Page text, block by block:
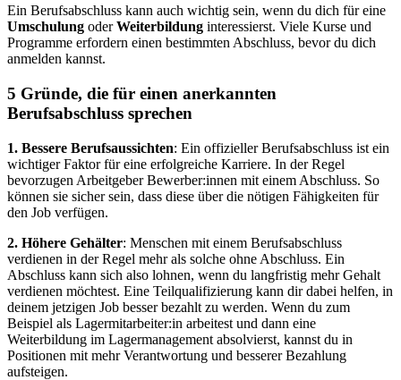
Ein Berufsabschluss kann auch wichtig sein, wenn du dich für eine
Umschulung oderWeiterbildung interessierst. Viele Kurse und
Programme erfordern einen bestimmten Abschluss, bevor du dich
anmelden kannst.
5 Gründe, die für einen anerkannten
Berufsabschluss sprechen
1. Bessere Berufsaussichten: Ein offizieller Berufsabschluss ist ein
wichtiger Faktor für eine erfolgreiche Karriere. In der Regel
bevorzugen Arbeitgeber Bewerber:innen mit einem Abschluss. So
können sie sicher sein, dass diese über die nötigen Fähigkeiten für
den Job verfügen.
2. Höhere Gehälter: Menschen mit einem Berufsabschluss
verdienen in der Regel mehr als solche ohne Abschluss. Ein
Abschluss kann sich also lohnen, wenn du langfristig mehr Gehalt
verdienen möchtest. Eine Teilqualifizierung kann dir dabei helfen, in
deinem jetzigen Job besser bezahlt zu werden. Wenn du zum
Beispiel als Lagermitarbeiter:in arbeitest und dann eine
Weiterbildung im Lagermanagement absolvierst, kannst du in
Positionen mit mehr Verantwortung und besserer Bezahlung
aufsteigen.